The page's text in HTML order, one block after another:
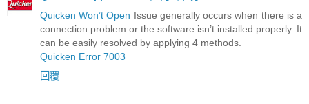
Quicken Won’t Open Issue generally occurs when there is a
connection problem or the software isn’t installed properly. It
can be easily resolved by applying 4 methods.
Quicken Error 7003
回覆